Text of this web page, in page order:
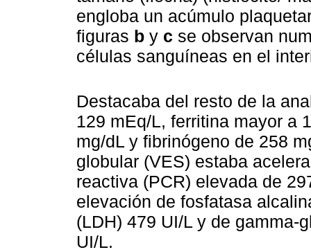
engloba un acúmulo
figuras b y c se observan
células sanguíneas en el
Destacaba del resto de la
129 mEq/L, ferritina mayor a
mg/dL y fibrinógeno de 258
globular (VES) estaba
reactiva (PCR) elevada de
elevación de fosfatasa
(LDH) 479 UI/L y de gamma-
UI/L.